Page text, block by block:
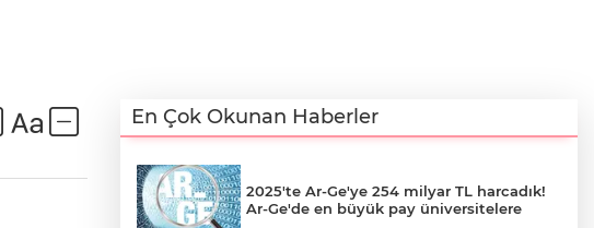
En Çok Okunan Haberler
2025'te Ar-Ge'ye 254 milyar TL harcadık!
Ar-Ge'de en büyük pay üniversitelere